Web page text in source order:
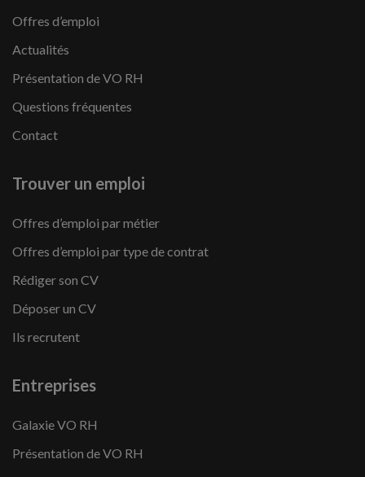
Offres d’emploi
Actualités
Présentation de VO RH
Questions fréquentes
Contact
Trouver un emploi
Offres d’emploi par métier
Offres d’emploi par type de contrat
Rédiger son CV
Déposer un CV
Ils recrutent
Entreprises
Galaxie VO RH
Présentation de VO RH